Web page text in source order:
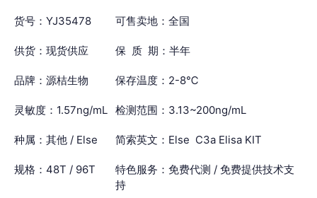
货号：YJ35478 可售卖地：全国
供货：现货供应 保 质 期：半年
品牌：源桔生物 保存温度：2-8℃
灵敏度：1.57ng/mL 检测范围：3.13~200ng/mL
种属：其他 / Else 简索英文：Else C3a Elisa KIT
规格：48T / 96T
特色服务：免费代测 / 免费提供技术支
持